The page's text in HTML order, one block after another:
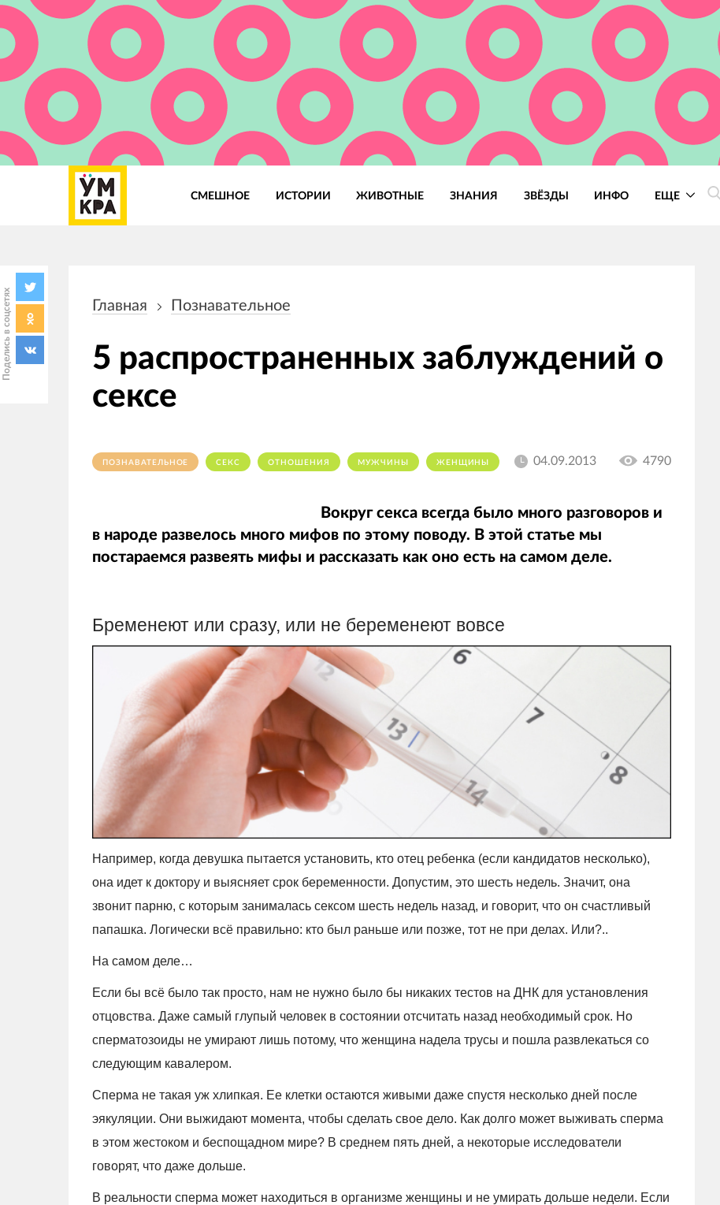
СМЕШНОЕ ИСТОРИИ ЖИВОТНЫЕ ЗНАНИЯ ЗВЁЗДЫ ИНФО ЕЩЕ
Поделись в соцсетях навигации
Главная Познавательное
5 распространенных заблуждений о
сексе
ПОЗНАВАТЕЛЬНОЕ СЕКС ОТНОШЕНИЯ МУЖЧИНЫ ЖЕНЩИНЫ 04.09.2013 4790
Вокруг секса всегда было много разговоров и
в народе развелось много мифов по этому поводу. В этой статье мы
постараемся развеять мифы и рассказать как оно есть на самом деле.
Бременеют или сразу, или не беременеют вовсе
Например, когда девушка пытается установить, кто отец ребенка (если кандидатов несколько),
она идет к доктору и выясняет срок беременности. Допустим, это шесть недель. Значит, она
звонит парню, с которым занималась сексом шесть недель назад, и говорит, что он счастливый
папашка. Логически всё правильно: кто был раньше или позже, тот не при делах. Или?..
На самом деле…
Если бы всё было так просто, нам не нужно было бы никаких тестов на ДНК для установления
отцовства. Даже самый глупый человек в состоянии отсчитать назад необходимый срок. Но
сперматозоиды не умирают лишь потому, что женщина надела трусы и пошла развлекаться со
следующим кавалером.
Сперма не такая уж хлипкая. Ее клетки остаются живыми даже спустя несколько дней после
эякуляции. Они выжидают момента, чтобы сделать свое дело. Как долго может выживать сперма
в этом жестоком и беспощадном мире? В среднем пять дней, а некоторые исследователи
говорят, что даже дольше.
В реальности сперма может находиться в организме женщины и не умирать дольше недели. Если